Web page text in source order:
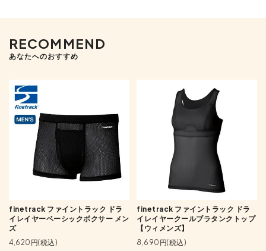
RECOMMEND
あなたへのおすすめ
finetrack ファイントラック ドラ
イレイヤーベーシックボクサー メン
ズ
4,620円(税込)
finetrack ファイントラック ドラ
イレイヤークールブラタンクトップ
【ウィメンズ】
8,690円(税込)